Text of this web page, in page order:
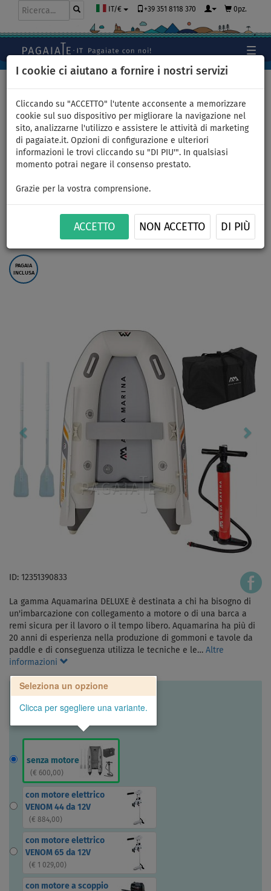
I cookie ci aiutano a fornire i nostri servizi
Cliccando su "ACCETTO" l'utente acconsente a memorizzare
cookie sul suo dispositivo per migliorare la navigazione nel
sito, analizzarne l'utilizzo e assistere le attività di marketing
di pagaiate.it. Opzioni di configurazione e ulteriori
informazioni le trovi cliccando su "DI PIU'". In qualsiasi
momento potrai negare il consenso prestato.
Grazie per la vostra comprensione.
ACCETTO NON ACCETTO DI PIÙ
IT/€ +39 351 8118 370 0pz.
Gommone AQUA MARINA U-
DeLuxe 2,5m AD - gommone
gonfiabile con pavimento in
drop-stitch - set: senza
motore
PAGAIA
INCLUSA
ID: 12351390833
La gamma Aquamarina DELUXE è destinata a chi ha bisogno di
un'imbarcazione con collegamento a motore o di una barca a
remi sicura per il lavoro o il tempo libero. Aquamarina ha più di
20 anni di esperienza nella produzione di gommoni e tavole da
paddle e di conseguenza utilizza le tecniche e le… Altre
informazioni
Seleziona un opzione
Clicca per sgegliere una variante.
senza motore
( € 600,00)
con motore elettrico
VENOM 44 da 12V
( € 884,00)
con motore elettrico
VENOM 65 da 12V
( € 1 029,00)
con motore a scoppio